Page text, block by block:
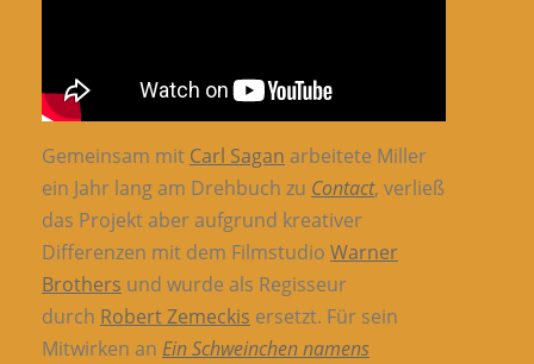
Gemeinsam mit Carl Sagan arbeitete Miller
ein Jahr lang am Drehbuch zu Contact, verließ
das Projekt aber aufgrund kreativer
Differenzen mit dem Filmstudio Warner
Brothers und wurde als Regisseur
durch Robert Zemeckis ersetzt. Für sein
Mitwirken an Ein Schweinchen namens